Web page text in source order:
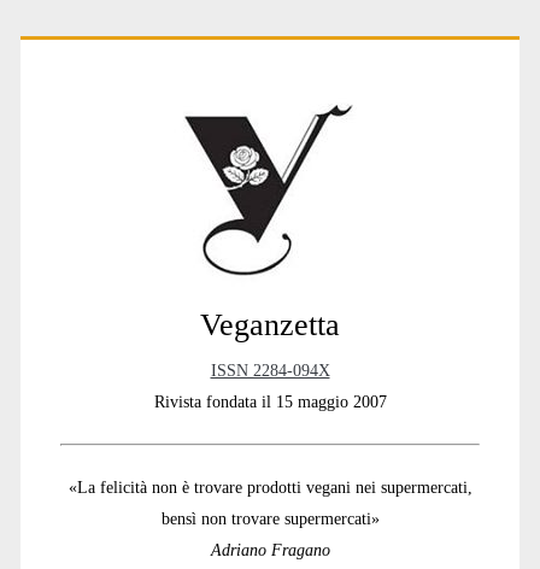
Primary
Veganzetta
ISSN 2284-094X
Rivista fondata il 15 maggio 2007
«La felicità non è trovare prodotti vegani nei supermercati,
bensì non trovare supermercati»
Adriano Fragano